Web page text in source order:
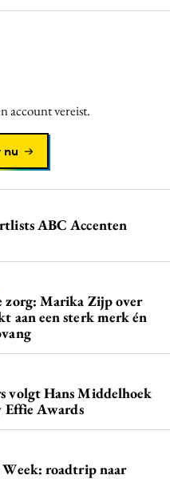
account vereist.
nu
ABC Accenten
zorg: Marika Zijp over
aan een sterk merk én
volgt Hans Middelhoek
Effie Awards
Week: roadtrip naar